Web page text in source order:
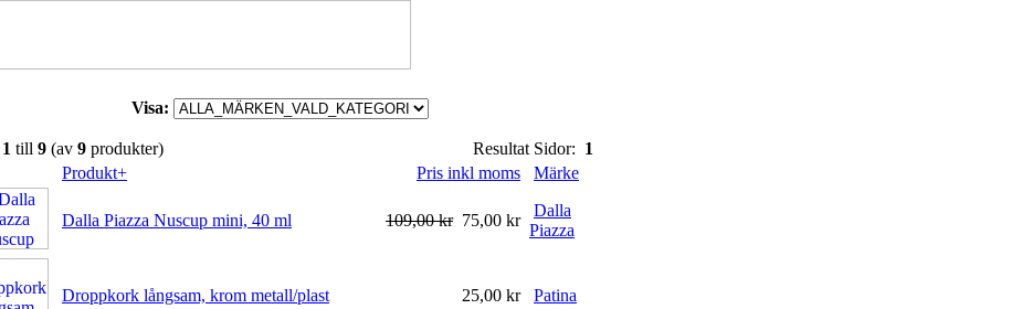
Visa:
1 till 9 (av 9 produkter) Resultat Sidor: 1
Produkt+
Pris inkl moms Märke
Dalla Piazza Nuscup mini, 40 ml 109,00 kr 75,00 kr
Dalla
Piazza
Droppkork långsam, krom metall/plast 25,00 kr Patina